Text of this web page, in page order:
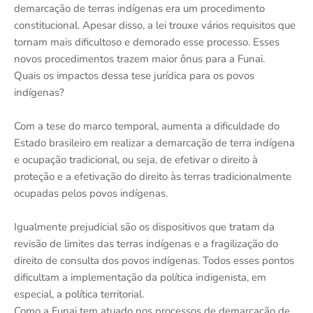
demarcação de terras indígenas era um procedimento
constitucional. Apesar disso, a lei trouxe vários requisitos que
tornam mais dificultoso e demorado esse processo. Esses
novos procedimentos trazem maior ônus para a Funai.
Quais os impactos dessa tese jurídica para os povos
indígenas?
Com a tese do marco temporal, aumenta a dificuldade do
Estado brasileiro em realizar a demarcação de terra indígena
e ocupação tradicional, ou seja, de efetivar o direito à
proteção e a efetivação do direito às terras tradicionalmente
ocupadas pelos povos indígenas.
Igualmente prejudicial são os dispositivos que tratam da
revisão de limites das terras indígenas e a fragilização do
direito de consulta dos povos indígenas. Todos esses pontos
dificultam a implementação da política indigenista, em
especial, a política territorial.